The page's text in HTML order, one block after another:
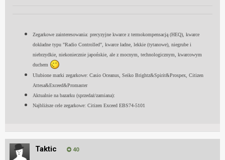
Zegarkowe zainteresowania: precyzyjne kwarce z termokompensacją (HEQ), kwarce
dokładne typu "Radio Controlled", kwarce ładne, lekkie (tytanowe), niegrube i
niebrzydkie, niekoniecznie japońskie, ale z mocnym, technologicznym, kwarcowym
duchem
Ulubione marki zegarkowe: Casio Oceanus, Seiko Brightz&Spirit&Prospex, Citizen
Attesa&Exceed&Promaster
Aktualnie na bazarku (sprzedaż/zamiana):
Najbliższe cele zegarkowe: Citizen Exceed EBS74-5101
Taktic 40